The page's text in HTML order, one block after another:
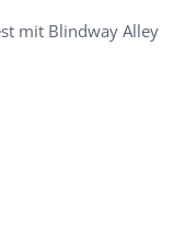
mit Blindway Alley